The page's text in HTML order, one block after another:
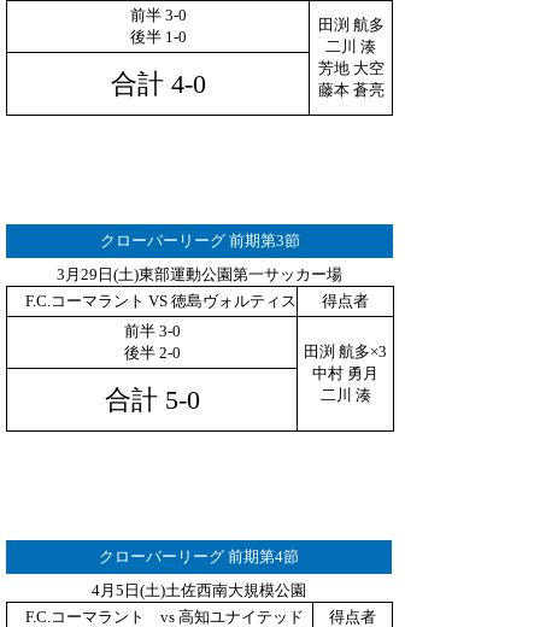
前半 3-0
後半 1-0
田渕 航多
二川 湊
芳地 大空
藤本 蒼亮
合計 4-0
クローバーリーグ 前期第3節
3月29日(土)東部運動公園第一サッカー場
F.C.コーマラント VS 徳島ヴォルティス
得点者
前半 3-0
後半 2-0
田渕 航多×3
中村 勇月
二川 湊
合計 5-0
クローバーリーグ 前期第4節
4月5日(土)土佐西南大規模公園
F.C.コーマラント vs 高知ユナイテッド
得点者